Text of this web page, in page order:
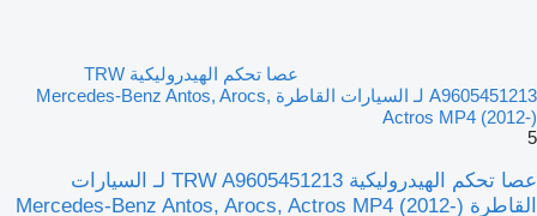
عصا تحكم الهيدروليكية TRW
A9605451213 لـ السيارات القاطرة Mercedes-Benz Antos, Arocs,
Actros MP4 (2012-)
5
عصا تحكم الهيدروليكية TRW A9605451213 لـ السيارات
القاطرة Mercedes-Benz Antos, Arocs, Actros MP4 (2012-)